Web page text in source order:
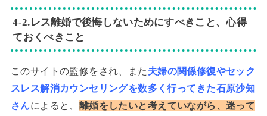
4-2.レス離婚で後悔しないためにすべきこと、心得
ておくべきこと
このサイトの監修をされ、また 夫婦の関係修復やセック
スレス解消カウンセリングを数多く行ってきた石原沙知
さんによると、 離婚をしたいと考えていながら、迷って